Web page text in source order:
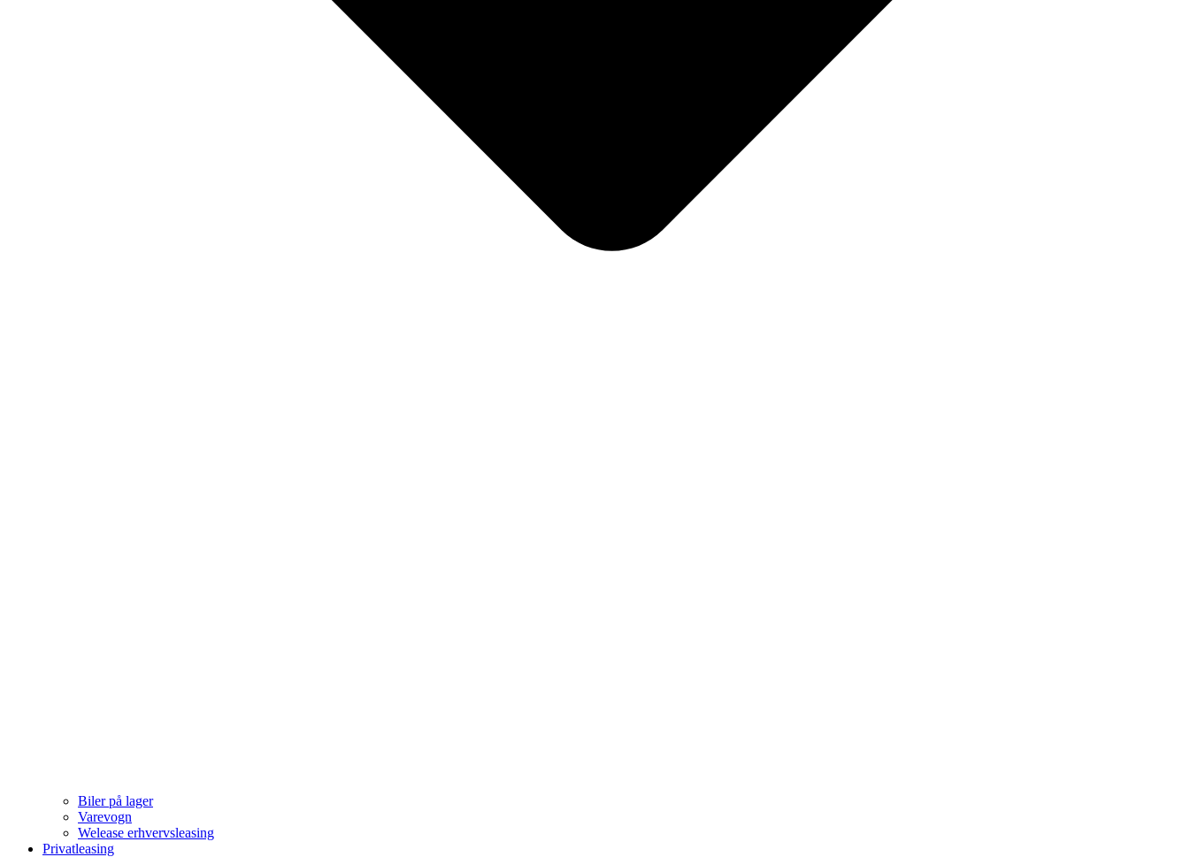
Biler på lager
Varevogn
Welease erhvervsleasing
Privatleasing